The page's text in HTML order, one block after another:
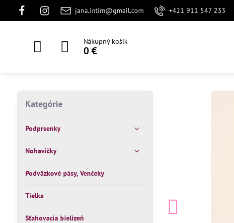
jana.intim@gmail.com +421 911 547 233
Nákupný košík
0 €
Kategórie
Podprsenky
Nohavičky
Podväzkové pásy, Venčeky
Tielka
Sťahovacia bielizeň